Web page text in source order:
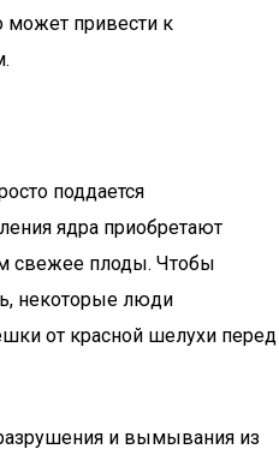
может привести к
поддается
ядра приобретают
свежее плоды. Чтобы
некоторые люди
от красной шелухи перед
и вымывания из